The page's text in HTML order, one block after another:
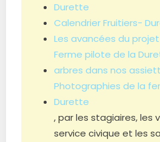
Durette
Calendrier Fruitiers-
Les avancées du projet
Ferme pilote de la
arbres dans nos
Photographies de la
Durette
, par les stagiaires, les
service civique et les